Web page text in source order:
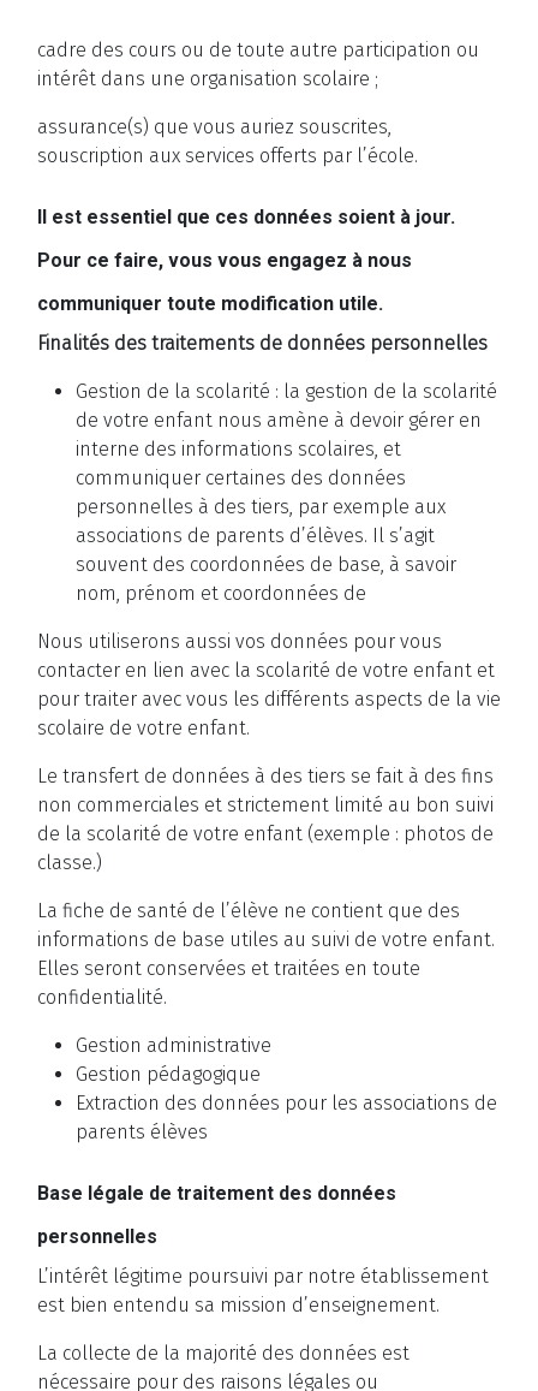
cadre des cours ou de toute autre participation ou
intérêt dans une organisation scolaire ;
assurance(s) que vous auriez souscrites,
souscription aux services offerts par l’école.
Il est essentiel que ces données soient à jour.
Pour ce faire, vous vous engagez à nous
communiquer toute modification utile.
Finalités des traitements de données personnelles
Gestion de la scolarité : la gestion de la scolarité
de votre enfant nous amène à devoir gérer en
interne des informations scolaires, et
communiquer certaines des données
personnelles à des tiers, par exemple aux
associations de parents d’élèves. Il s’agit
souvent des coordonnées de base, à savoir
nom, prénom et coordonnées de
Nous utiliserons aussi vos données pour vous
contacter en lien avec la scolarité de votre enfant et
pour traiter avec vous les différents aspects de la vie
scolaire de votre enfant.
Le transfert de données à des tiers se fait à des fins
non commerciales et strictement limité au bon suivi
de la scolarité de votre enfant (exemple : photos de
classe.)
La fiche de santé de l’élève ne contient que des
informations de base utiles au suivi de votre enfant.
Elles seront conservées et traitées en toute
confidentialité.
Gestion administrative
Gestion pédagogique
Extraction des données pour les associations de
parents élèves
Base légale de traitement des données
personnelles
L’intérêt légitime poursuivi par notre établissement
est bien entendu sa mission d’enseignement.
La collecte de la majorité des données est
nécessaire pour des raisons légales ou